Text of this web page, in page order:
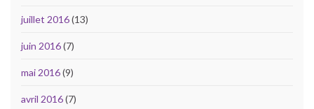
juillet 2016(13)
juin 2016(7)
mai 2016(9)
avril 2016(7)